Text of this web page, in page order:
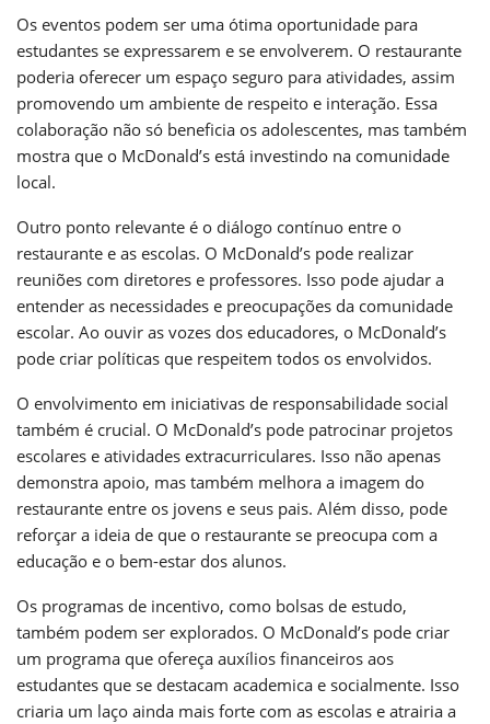
Os eventos podem ser uma ótima oportunidade para
estudantes se expressarem e se envolverem. O restaurante
poderia oferecer um espaço seguro para atividades, assim
promovendo um ambiente de respeito e interação. Essa
colaboração não só beneficia os adolescentes, mas também
mostra que o McDonald’s está investindo na comunidade
local.
Outro ponto relevante é o diálogo contínuo entre o
restaurante e as escolas. O McDonald’s pode realizar
reuniões com diretores e professores. Isso pode ajudar a
entender as necessidades e preocupações da comunidade
escolar. Ao ouvir as vozes dos educadores, o McDonald’s
pode criar políticas que respeitem todos os envolvidos.
O envolvimento em iniciativas de responsabilidade social
também é crucial. O McDonald’s pode patrocinar projetos
escolares e atividades extracurriculares. Isso não apenas
demonstra apoio, mas também melhora a imagem do
restaurante entre os jovens e seus pais. Além disso, pode
reforçar a ideia de que o restaurante se preocupa com a
educação e o bem-estar dos alunos.
Os programas de incentivo, como bolsas de estudo,
também podem ser explorados. O McDonald’s pode criar
um programa que ofereça auxílios financeiros aos
estudantes que se destacam academica e socialmente. Isso
criaria um laço ainda mais forte com as escolas e atrairia a